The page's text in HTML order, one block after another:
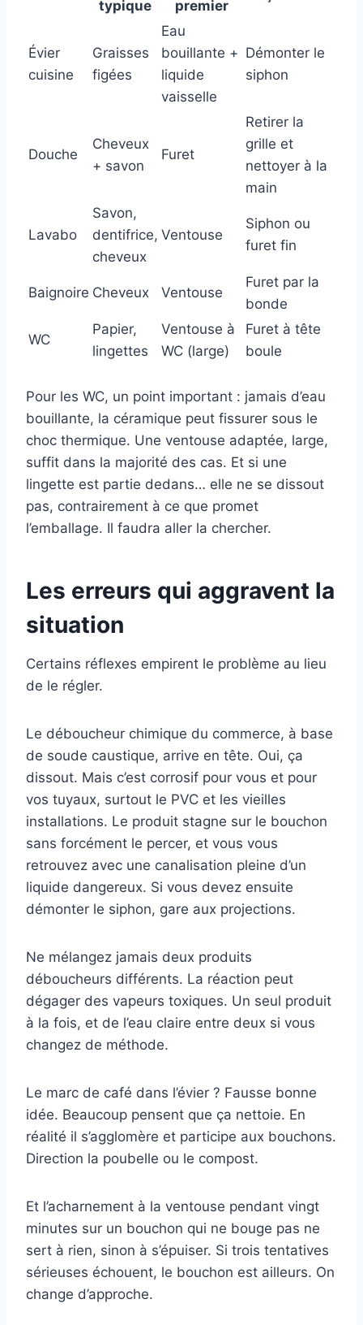
typique premier
Évier
cuisine
Graisses
figées
Eau
bouillante +
liquide
vaisselle
Démonter le
siphon
Douche
Cheveux
+ savon
Furet
Retirer la
grille et
nettoyer à la
main
Lavabo
Savon,
dentifrice,
cheveux
Ventouse
Siphon ou
furet fin
Baignoire Cheveux Ventouse
Furet par la
bonde
WC
Papier,
lingettes
Ventouse à
WC (large)
Furet à tête
boule
Pour les WC, un point important : jamais d’eau
bouillante, la céramique peut fissurer sous le
choc thermique. Une ventouse adaptée, large,
suffit dans la majorité des cas. Et si une
lingette est partie dedans… elle ne se dissout
pas, contrairement à ce que promet
l’emballage. Il faudra aller la chercher.
Les erreurs qui aggravent la
situation
Certains réflexes empirent le problème au lieu
de le régler.
Le déboucheur chimique du commerce, à base
de soude caustique, arrive en tête. Oui, ça
dissout. Mais c’est corrosif pour vous et pour
vos tuyaux, surtout le PVC et les vieilles
installations. Le produit stagne sur le bouchon
sans forcément le percer, et vous vous
retrouvez avec une canalisation pleine d’un
liquide dangereux. Si vous devez ensuite
démonter le siphon, gare aux projections.
Ne mélangez jamais deux produits
déboucheurs différents. La réaction peut
dégager des vapeurs toxiques. Un seul produit
à la fois, et de l’eau claire entre deux si vous
changez de méthode.
Le marc de café dans l’évier ? Fausse bonne
idée. Beaucoup pensent que ça nettoie. En
réalité il s’agglomère et participe aux bouchons.
Direction la poubelle ou le compost.
Et l’acharnement à la ventouse pendant vingt
minutes sur un bouchon qui ne bouge pas ne
sert à rien, sinon à s’épuiser. Si trois tentatives
sérieuses échouent, le bouchon est ailleurs. On
change d’approche.